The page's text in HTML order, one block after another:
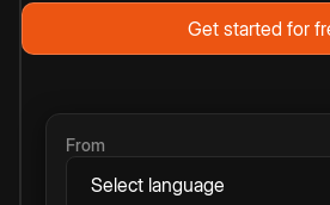
Get started for
From